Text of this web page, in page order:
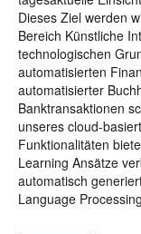
Dieses Ziel werden
Bereich Künstliche
technologischen
automatisierten
automatisierter
Banktransaktionen
unseres cloud-
Funktionalitäten
Learning Ansätze
automatisch
Language